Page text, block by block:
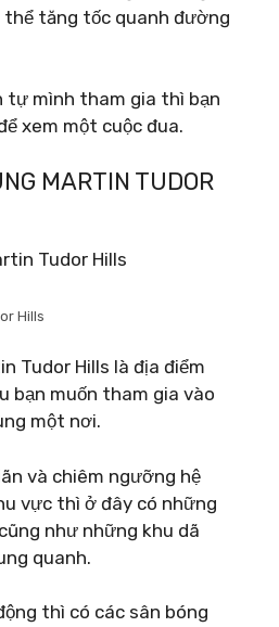
thể tăng tốc quanh đường
tự mình tham gia thì bạn
xem một cuộc đua.
MARTIN TUDOR
Hills
Tudor Hills là địa điểm
bạn muốn tham gia vào
một nơi.
và chiêm ngưỡng hệ
vực thì ở đây có những
như những khu dã
quanh.
thì có các sân bóng